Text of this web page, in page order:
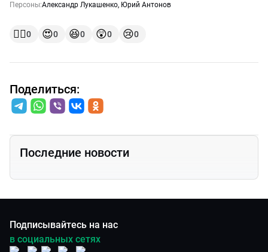
Персоны:Александр Лукашенко, Юрий Антонов
👍🏻0 😍0 😆0 😲0 😢0
Поделиться:
Последние новости
Подписывайтесь на нас
в социальных сетях